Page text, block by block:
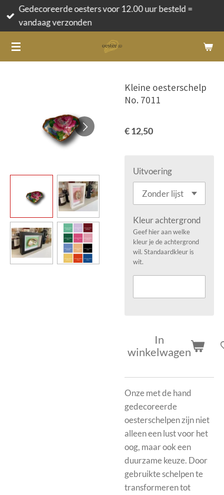
Ga
direct
de
Gedecoreerde oesters voor 12.00 uur besteld =
vandaag verzonden
Kleine oesterschelp
No. 7011
€ 12,50
Uitvoering
Kleur achtergrond
Geef hier aan welke
kleur je de achtergrond
wil. Standaardkleur is
wit.
In
winkelwagen
Onze met de hand
gedecoreerde
oesterschelpen zijn niet
alleen een lust voor het
oog, maar ook een
duurzame keuze. Door
gebruikte schelpen te
transformeren tot